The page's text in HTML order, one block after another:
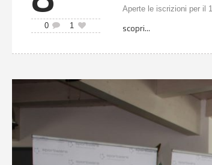
0 1
Aperte le iscrizioni per il
scopri...